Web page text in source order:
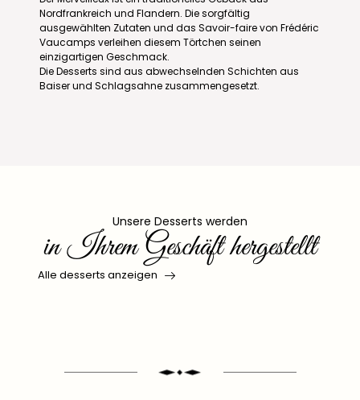
Nordfrankreich und Flandern. Die sorgfältig
ausgewählten Zutaten und das Savoir-faire von Frédéric
Vaucamps verleihen diesem Törtchen seinen
einzigartigen Geschmack.
Die Desserts sind aus abwechselnden Schichten aus
Baiser und Schlagsahne zusammengesetzt.
Unsere Desserts werden
in Ihrem Geschäft hergestellt
Alle desserts anzeigen